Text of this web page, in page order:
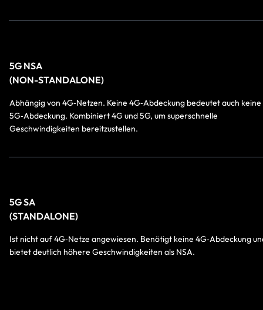
5G NSA
(NON-STANDALONE)
Abhängig von 4G‑Netzen. Keine 4G‑Abdeckung bedeutet auch keine
5G‑Abdeckung. Kombiniert 4G und 5G, um superschnelle
Geschwindigkeiten bereitzustellen.
5G SA
(STANDALONE)
Ist nicht auf 4G‑Netze angewiesen. Benötigt keine 4G‑Abdeckung
bietet deutlich höhere Geschwindigkeiten als NSA.